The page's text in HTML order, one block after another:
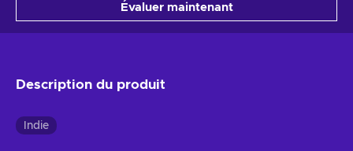
Évaluer maintenant
Description du produit
Indie